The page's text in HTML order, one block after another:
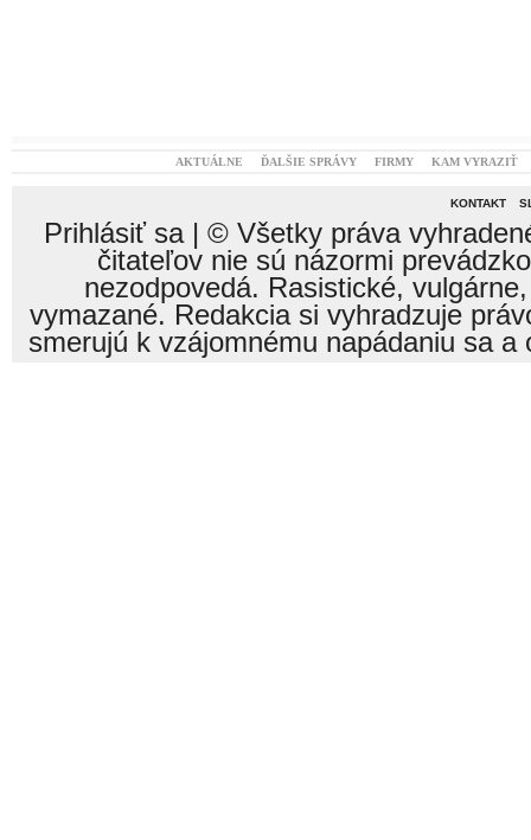
AKTUÁLNE ĎALŠIE SPRÁVY FIRMY KAM VYRAZIŤ
KONTAKT
Prihlásiť sa| © Všetky práva
čitateľov nie sú názormi
nezodpovedá. Rasistické,
vymazané. Redakcia si vyhradzuje
smerujú k vzájomnému napádaniu sa